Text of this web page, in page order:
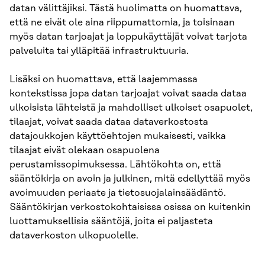
datan välittäjiksi. Tästä huolimatta on huomattava,
että ne eivät ole aina riippumattomia, ja toisinaan
myös datan tarjoajat ja loppukäyttäjät voivat tarjota
palveluita tai ylläpitää infrastruktuuria.
Lisäksi on huomattava, että laajemmassa
kontekstissa jopa datan tarjoajat voivat saada dataa
ulkoisista lähteistä ja mahdolliset ulkoiset osapuolet,
tilaajat, voivat saada dataa dataverkostosta
datajoukkojen käyttöehtojen mukaisesti, vaikka
tilaajat eivät olekaan osapuolena
perustamissopimuksessa. Lähtökohta on, että
sääntökirja on avoin ja julkinen, mitä edellyttää myös
avoimuuden periaate ja tietosuojalainsäädäntö.
Sääntökirjan verkostokohtaisissa osissa on kuitenkin
luottamuksellisia sääntöjä, joita ei paljasteta
dataverkoston ulkopuolelle.